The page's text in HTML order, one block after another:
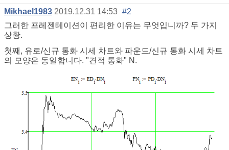
Mikhael1983 2019.12.31 14:53 #2
그러한 프레젠테이션이 편리한 이유는 무엇입니까? 두 가지
상황.
첫째, 유로/신규 통화 시세 차트와 파운드/신규 통화 시세 차트
의 모양은 동일합니다. "견적 통화" N.